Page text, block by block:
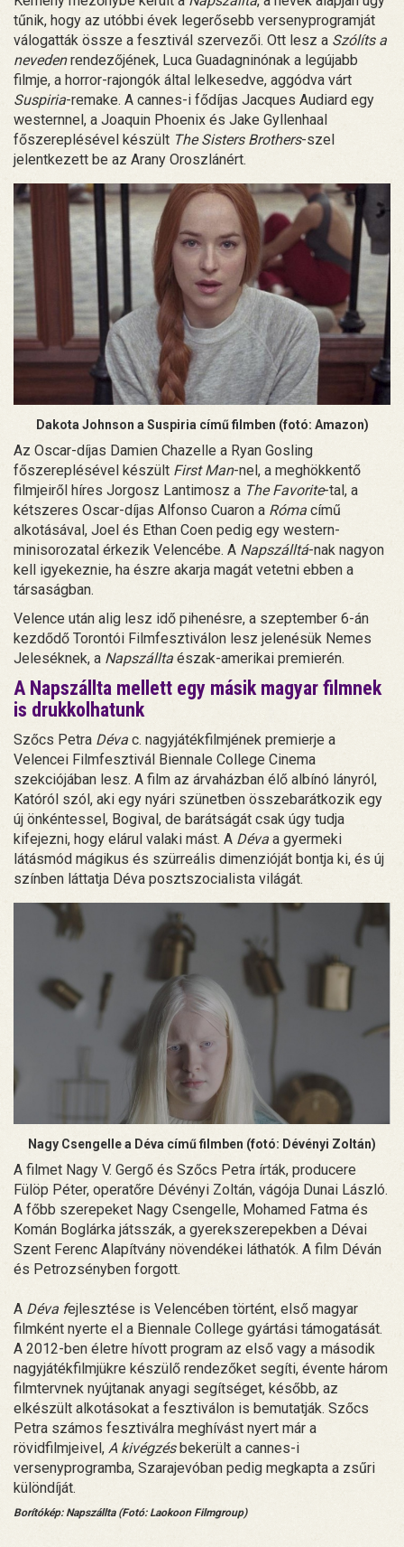
tűnik, hogy az utóbbi évek legerősebb versenyprogramját
válogatták össze a fesztivál szervezői. Ott lesz a Szólíts a
nevedenrendezőjének, Luca Guadagninónak a legújabb
filmje, a horror-rajongók által lelkesedve, aggódva várt
Suspiria-remake. A cannes-i fődíjas Jacques Audiard egy
westernnel, a Joaquin Phoenix és Jake Gyllenhaal
főszereplésével készült The Sisters Brothers-szel
jelentkezett be az Arany Oroszlánért.
Dakota Johnson a Suspiria című filmben (fotó: Amazon)
Az Oscar-díjas Damien Chazelle a Ryan Gosling
főszereplésével készült First Man-nel, a meghökkentő
filmjeiről híres Jorgosz Lantimosz a The Favorite-tal, a
kétszeres Oscar-díjas Alfonso Cuaron a Róma című
alkotásával, Joel és Ethan Coen pedig egy western-
minisorozatal érkezik Velencébe. A Napszálltá-nak nagyon
kell igyekeznie, ha észre akarja magát vetetni ebben a
társaságban.
Velence után alig lesz idő pihenésre, a szeptember 6-án
kezdődő Torontói Filmfesztiválon lesz jelenésük Nemes
Jeleséknek, a Napszállta észak-amerikai premierén.
A Napszállta mellett egy másik magyar filmnek
is drukkolhatunk
Szőcs Petra Déva c. nagyjátékfilmjének premierje a
Velencei Filmfesztivál Biennale College Cinema
szekciójában lesz. A film az árvaházban élő albínó lányról,
Katóról szól, aki egy nyári szünetben összebarátkozik egy
új önkéntessel, Bogival, de barátságát csak úgy tudja
kifejezni, hogy elárul valaki mást. A Déva a gyermeki
látásmód mágikus és szürreális dimenzióját bontja ki, és új
színben láttatja Déva posztszocialista világát.
Nagy Csengelle a Déva című filmben (fotó: Dévényi Zoltán)
A filmet Nagy V. Gergő és Szőcs Petra írták, producere
Fülöp Péter, operatőre Dévényi Zoltán, vágója Dunai László.
A főbb szerepeket Nagy Csengelle, Mohamed Fatma és
Komán Boglárka játsszák, a gyerekszerepekben a Dévai
Szent Ferenc Alapítvány növendékei láthatók. A film Déván
és Petrozsényben forgott.
A Déva fejlesztése is Velencében történt, első magyar
filmként nyerte el a Biennale College gyártási támogatását.
A 2012-ben életre hívott program az első vagy a második
nagyjátékfilmjükre készülő rendezőket segíti, évente három
filmtervnek nyújtanak anyagi segítséget, később, az
elkészült alkotásokat a fesztiválon is bemutatják. Szőcs
Petra számos fesztiválra meghívást nyert már a
rövidfilmjeivel, A kivégzésbekerült a cannes-i
versenyprogramba, Szarajevóban pedig megkapta a zsűri
különdíját.
Borítókép: Napszállta (Fotó: Laokoon Filmgroup)